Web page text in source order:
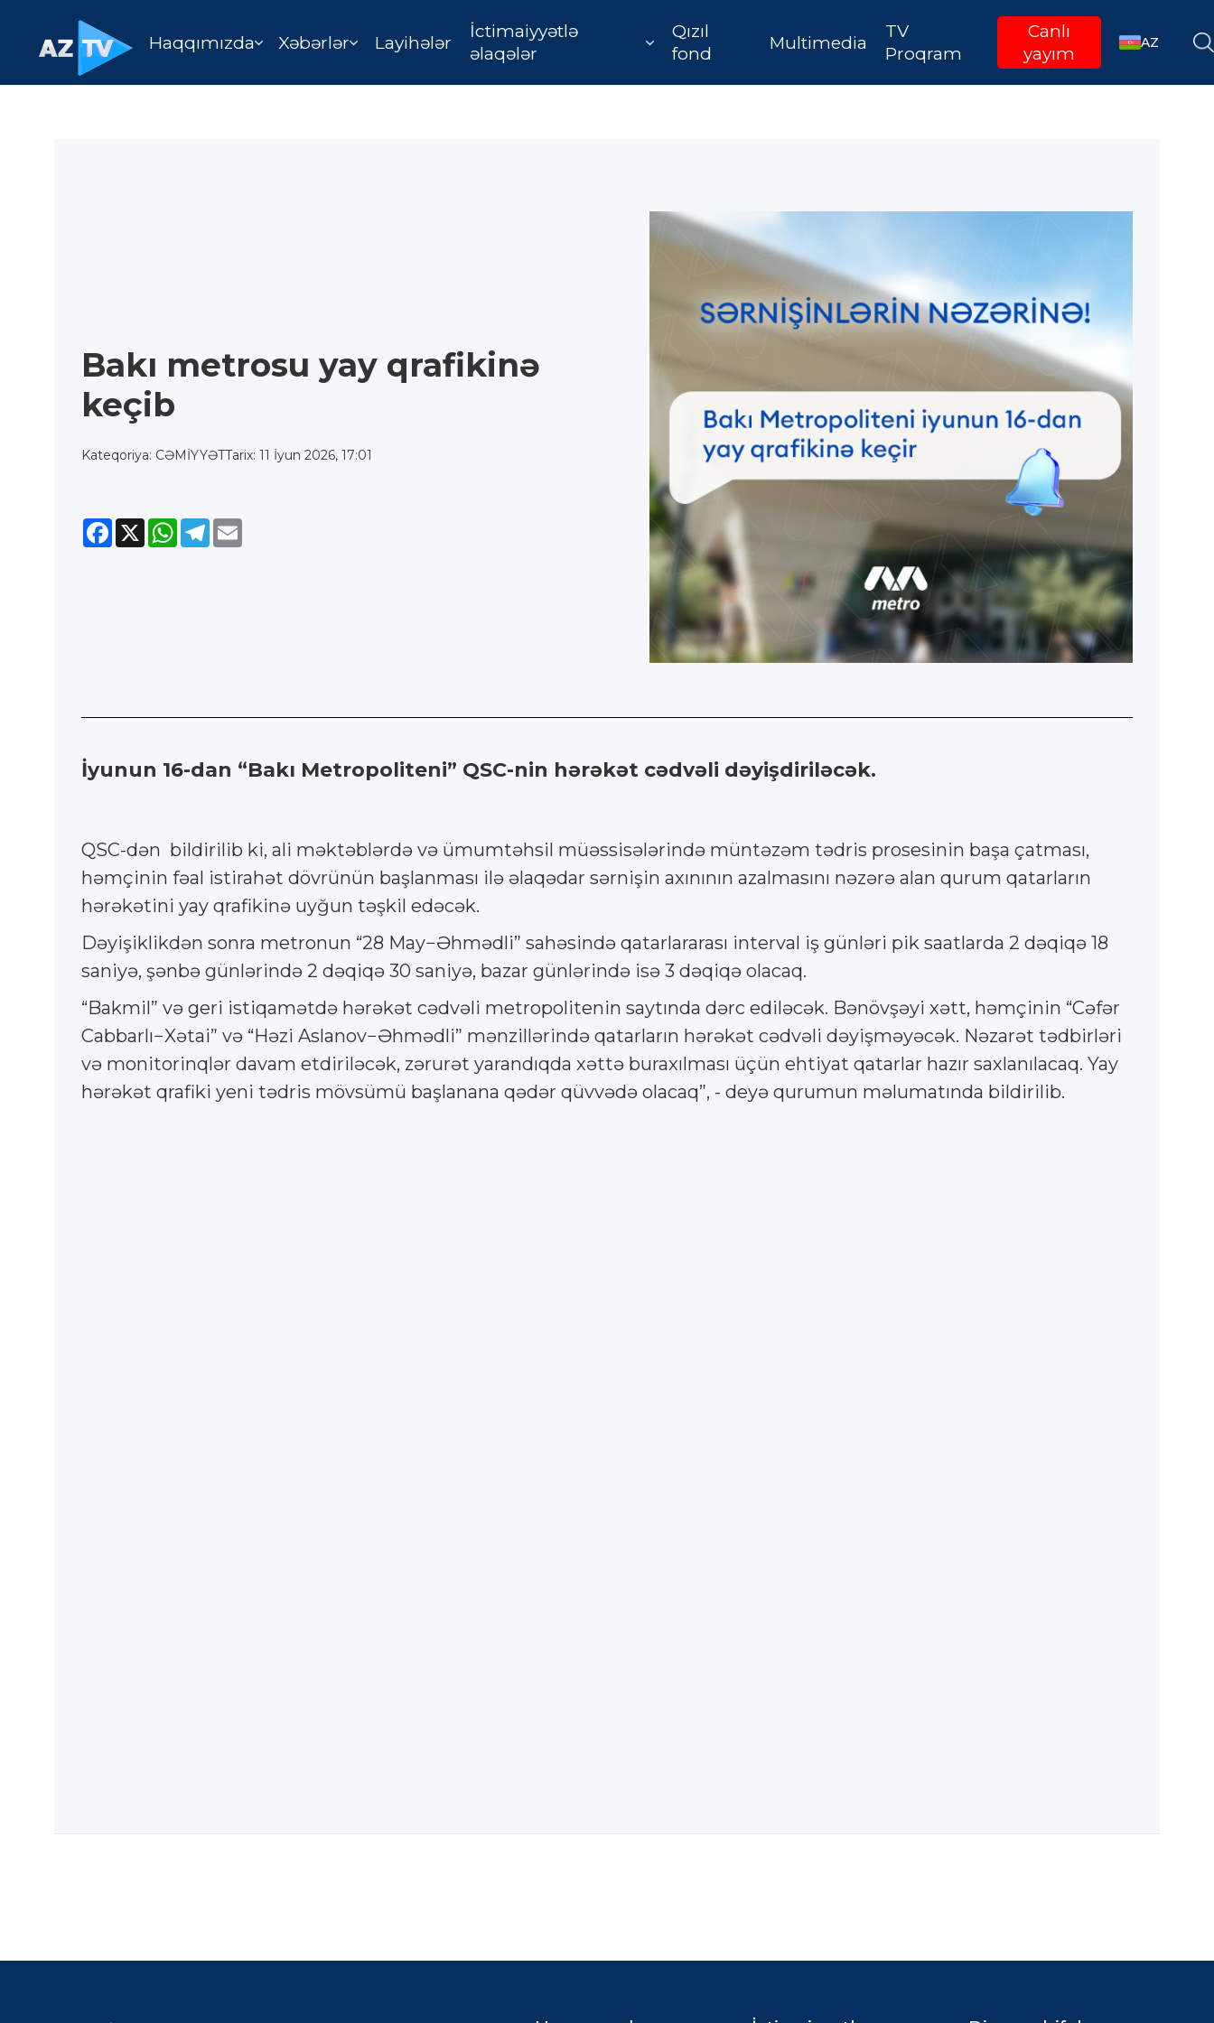
Haqqımızda Xəbərlər Layihələr
İctimaiyyətlə
əlaqələr
Qızıl
fond
Multimedia
TV
Proqram
Canlı
yayım
AZ
Bakı metrosu yay qrafikinə
keçib
Kateqoriya: CƏMİYYƏTTarix: 11 İyun 2026, 17:01
Facebook
X WhatsApp
Telegram
İyunun 16-dan “Bakı Metropoliteni” QSC-nin hərəkət cədvəli dəyişdiriləcək.
QSC-dən bildirilib ki, ali məktəblərdə və ümumtəhsil müəssisələrində müntəzəm tədris prosesinin başa çatması,
həmçinin fəal istirahət dövrünün başlanması ilə əlaqədar sərnişin axınının azalmasını nəzərə alan qurum qatarların
hərəkətini yay qrafikinə uyğun təşkil edəcək.
Dəyişiklikdən sonra metronun “28 May−Əhmədli” sahəsində qatarlararası interval iş günləri pik saatlarda 2 dəqiqə 18
saniyə, şənbə günlərində 2 dəqiqə 30 saniyə, bazar günlərində isə 3 dəqiqə olacaq.
“Bakmil” və geri istiqamətdə hərəkət cədvəli metropolitenin saytında dərc ediləcək. Bənövşəyi xətt, həmçinin “Cəfər
Cabbarlı−Xətai” və “Həzi Aslanov−Əhmədli” mənzillərində qatarların hərəkət cədvəli dəyişməyəcək. Nəzarət tədbirləri
və monitorinqlər davam etdiriləcək, zərurət yarandıqda xəttə buraxılması üçün ehtiyat qatarlar hazır saxlanılacaq. Yay
hərəkət qrafiki yeni tədris mövsümü başlanana qədər qüvvədə olacaq”, - deyə qurumun məlumatında bildirilib.